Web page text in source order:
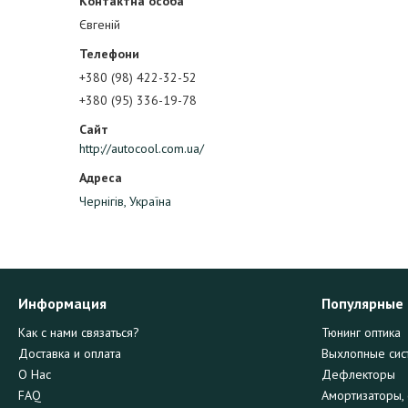
Євгеній
+380 (98) 422-32-52
+380 (95) 336-19-78
http://autocool.com.ua/
Чернігів, Україна
Информация
Как с нами связаться?
Доставка и оплата
О Нас
FAQ
Тюнинг оптика
Выхлопные
Дефлекторы
Амортизаторы,